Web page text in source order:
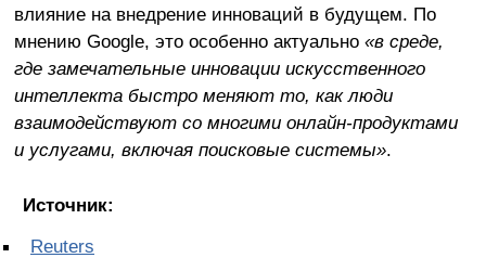
влияние на внедрение инноваций в будущем. По
мнению Google, это особенно актуально «в среде,
где замечательные инновации искусственного
интеллекта быстро меняют то, как люди
взаимодействуют со многими онлайн-продуктами
и услугами, включая поисковые системы».
Источник:
Reuters